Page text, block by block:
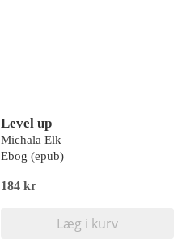
Level up
Michala Elk
Ebog (epub)
184 kr
Læg i kurv